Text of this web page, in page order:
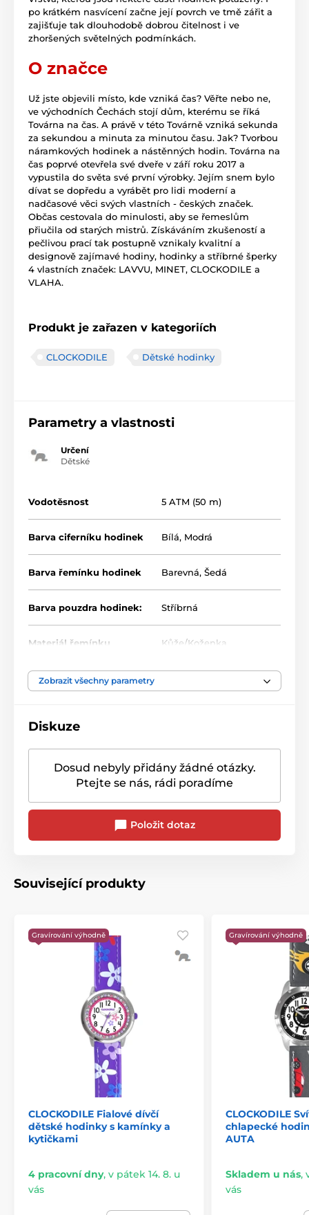
po krátkém nasvícení začne její povrch ve tmě zářit a
zajišťuje tak dlouhodobě dobrou čitelnost i ve
zhoršených světelných podmínkách.
O značce
Už jste objevili místo, kde vzniká čas? Věřte nebo ne,
ve východních Čechách stojí dům, kterému se říká
Továrna na čas. A právě v této Továrně vzniká sekunda
za sekundou a minuta za minutou času. Jak? Tvorbou
náramkových hodinek a nástěnných hodin. Továrna na
čas poprvé otevřela své dveře v září roku 2017 a
vypustila do světa své první výrobky. Jejím snem bylo
dívat se dopředu a vyrábět pro lidi moderní a
nadčasové věci svých vlastních - českých značek.
Občas cestovala do minulosti, aby se řemeslům
přiučila od starých mistrů. Získáváním zkušeností a
pečlivou prací tak postupně vznikaly kvalitní a
designově zajímavé hodiny, hodinky a stříbrné šperky
4 vlastních značek: LAVVU, MINET, CLOCKODILE a
VLAHA.
Produkt je zařazen v kategoriích
CLOCKODILE Dětské hodinky
Parametry a vlastnosti
Určení
Dětské
Vodotěsnost 5 ATM (50 m)
Barva ciferníku hodinek Bílá, Modrá
Barva řemínku hodinek Barevná, Šedá
Barva pouzdra hodinek: Stříbrná
Materiál řemínku Kůže/Koženka
Motiv hodinek
Zobrazit všechny parametry
Diskuze
Dosud nebyly přidány žádné otázky.
Ptejte se nás, rádi poradíme
Položit dotaz
Související produkty
Gravírování výhodně
CLOCKODILE Fialové dívčí
dětské hodinky s kamínky a
kytičkami
4 pracovní dny, v pátek 14. 8. u
vás
Gravírování výhodně
CLOCKODILE
chlapecké
AUTA
Skladem u nás,
vás